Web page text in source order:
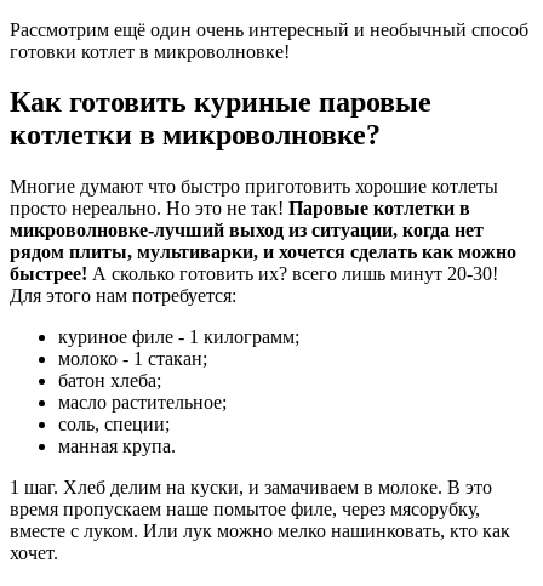
Рассмотрим ещё один очень интересный и необычный способ
готовки котлет в микроволновке!
Как готовить куриные паровые
котлетки в микроволновке?
Многие думают что быстро приготовить хорошие котлеты
просто нереально. Но это не так! Паровые котлетки в
микроволновке-лучший выход из ситуации, когда нет
рядом плиты, мультиварки, и хочется сделать как можно
быстрее! А сколько готовить их? всего лишь минут 20-30!
Для этого нам потребуется:
куриное филе - 1 килограмм;
молоко - 1 стакан;
батон хлеба;
масло растительное;
соль, специи;
манная крупа.
1 шаг. Хлеб делим на куски, и замачиваем в молоке. В это
время пропускаем наше помытое филе, через мясорубку,
вместе с луком. Или лук можно мелко нашинковать, кто как
хочет.